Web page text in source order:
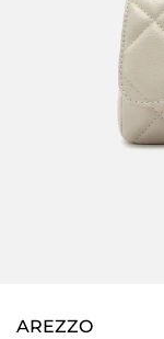
AREZZO